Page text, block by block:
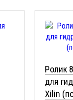
Ролик
для
Xilin